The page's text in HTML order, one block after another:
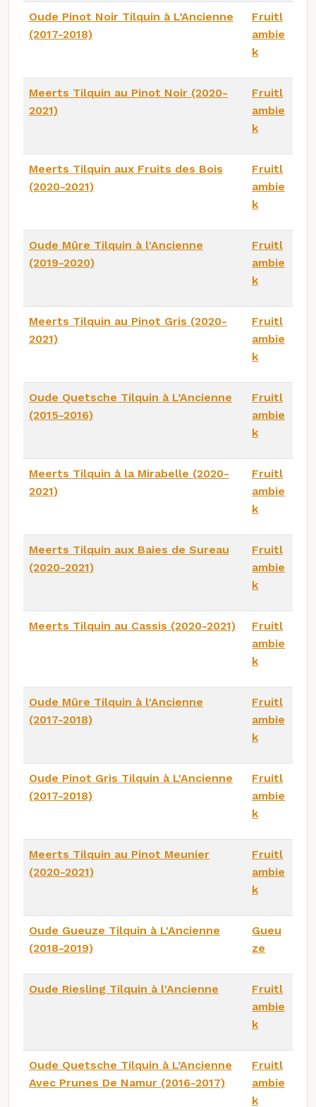
Oude Pinot Noir Tilquin à L’Ancienne
(2017-2018)
Fruitl
ambie
k
Meerts Tilquin au Pinot Noir (2020-
2021)
Fruitl
ambie
k
Meerts Tilquin aux Fruits des Bois
(2020-2021)
Fruitl
ambie
k
Oude Mûre Tilquin à l'Ancienne
(2019-2020)
Fruitl
ambie
k
Meerts Tilquin au Pinot Gris (2020-
2021)
Fruitl
ambie
k
Oude Quetsche Tilquin à L’Ancienne
(2015-2016)
Fruitl
ambie
k
Meerts Tilquin à la Mirabelle (2020-
2021)
Fruitl
ambie
k
Meerts Tilquin aux Baies de Sureau
(2020-2021)
Fruitl
ambie
k
Meerts Tilquin au Cassis (2020-2021)
Fruitl
ambie
k
Oude Mûre Tilquin à l'Ancienne
(2017-2018)
Fruitl
ambie
k
Oude Pinot Gris Tilquin à L'Ancienne
(2017-2018)
Fruitl
ambie
k
Meerts Tilquin au Pinot Meunier
(2020-2021)
Fruitl
ambie
k
Oude Gueuze Tilquin à L'Ancienne
(2018-2019)
Gueu
ze
Oude Riesling Tilquin à l'Ancienne
Fruitl
ambie
k
Oude Quetsche Tilquin à L’Ancienne
Avec Prunes De Namur (2016-2017)
Fruitl
ambie
k